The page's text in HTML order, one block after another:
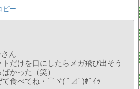
ピー
ん
だけを口にしたらメガ飛び出そう
かった（笑）
て食べてね・⌒ヾ( ﾟ⊿ﾟ)ﾎﾟｲｯ